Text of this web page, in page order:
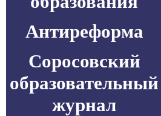
Антиреформа
Соросовский
образовательный
журнал